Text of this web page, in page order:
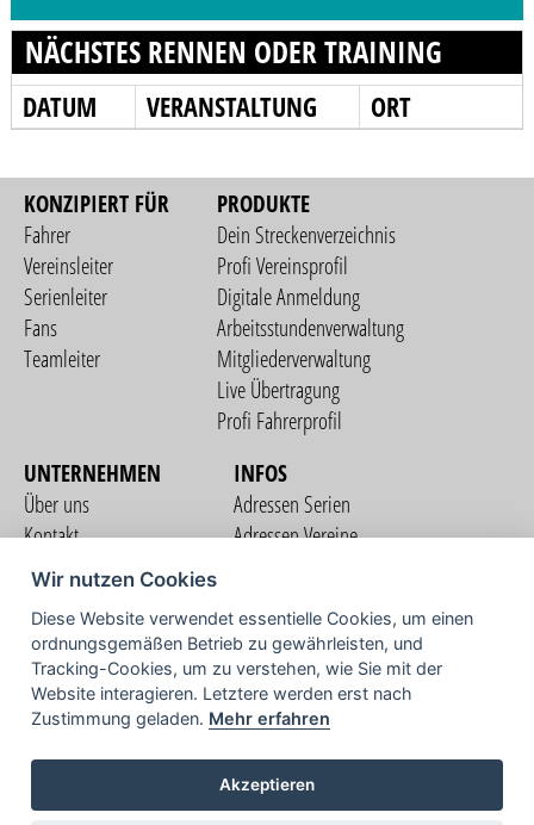
NÄCHSTES RENNEN ODER TRAINING
DATUM VERANSTALTUNG ORT
KONZIPIERT FÜR
Fahrer
Vereinsleiter
Serienleiter
Fans
Teamleiter
PRODUKTE
Dein Streckenverzeichnis
Profi Vereinsprofil
Digitale Anmeldung
Arbeitsstundenverwaltung
Mitgliederverwaltung
Live Übertragung
Profi Fahrerprofil
UNTERNEHMEN
Über uns
Kontakt
Nutzungsbedingungen
Datenschutzerklärung
Impressum
INFOS
Adressen Serien
Adressen Vereine
COMMUNITY
TV
Wir nutzen Cookies
Diese Website verwendet essentielle Cookies, um einen
ordnungsgemäßen Betrieb zu gewährleisten, und
Tracking-Cookies, um zu verstehen, wie Sie mit der
Website interagieren. Letztere werden erst nach
Zustimmung geladen. Mehr erfahren
Akzeptieren